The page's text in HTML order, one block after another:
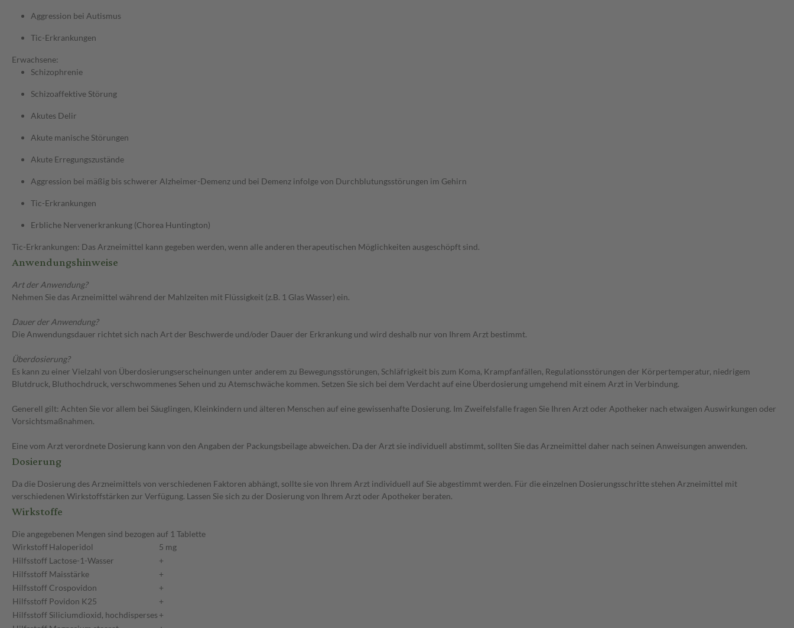
Aggression bei Autismus
Tic-Erkrankungen
Erwachsene:
Schizophrenie
Schizoaffektive Störung
Akutes Delir
Akute manische Störungen
Akute Erregungszustände
Aggression bei mäßig bis schwerer Alzheimer-Demenz und bei Demenz infolge von Durchblutungsstörungen im Gehirn
Tic-Erkrankungen
Erbliche Nervenerkrankung (Chorea Huntington)
Tic-Erkrankungen: Das Arzneimittel kann gegeben werden, wenn alle anderen therapeutischen Möglichkeiten ausgeschöpft sind.
Anwendungshinweise
Art der Anwendung?
Nehmen Sie das Arzneimittel während der Mahlzeiten mit Flüssigkeit (z.B. 1 Glas Wasser) ein.
Dauer der Anwendung?
Die Anwendungsdauer richtet sich nach Art der Beschwerde und/oder Dauer der Erkrankung und wird deshalb nur von Ihrem Arzt bestimmt.
Überdosierung?
Es kann zu einer Vielzahl von Überdosierungserscheinungen unter anderem zu Bewegungsstörungen, Schläfrigkeit bis zum Koma, Krampfanfällen, Regulationsstörungen der Körpertemperatur, niedrigem
Blutdruck, Bluthochdruck, verschwommenes Sehen und zu Atemschwäche kommen. Setzen Sie sich bei dem Verdacht auf eine Überdosierung umgehend mit einem Arzt in Verbindung.
Generell gilt: Achten Sie vor allem bei Säuglingen, Kleinkindern und älteren Menschen auf eine gewissenhafte Dosierung. Im Zweifelsfalle fragen Sie Ihren Arzt oder Apotheker nach etwaigen Auswirkungen oder
Vorsichtsmaßnahmen.
Eine vom Arzt verordnete Dosierung kann von den Angaben der Packungsbeilage abweichen. Da der Arzt sie individuell abstimmt, sollten Sie das Arzneimittel daher nach seinen Anweisungen anwenden.
Dosierung
Da die Dosierung des Arzneimittels von verschiedenen Faktoren abhängt, sollte sie von Ihrem Arzt individuell auf Sie abgestimmt werden. Für die einzelnen Dosierungsschritte stehen Arzneimittel mit
verschiedenen Wirkstoffstärken zur Verfügung. Lassen Sie sich zu der Dosierung von Ihrem Arzt oder Apotheker beraten.
Wirkstoffe
Die angegebenen Mengen sind bezogen auf 1 Tablette
WirkstoffHaloperidol
5 mg
Hilfsstoff Lactose-1-Wasser
+
Hilfsstoff Maisstärke
+
Hilfsstoff Crospovidon
+
Hilfsstoff Povidon K25
+
Hilfsstoff Siliciumdioxid, hochdisperses +